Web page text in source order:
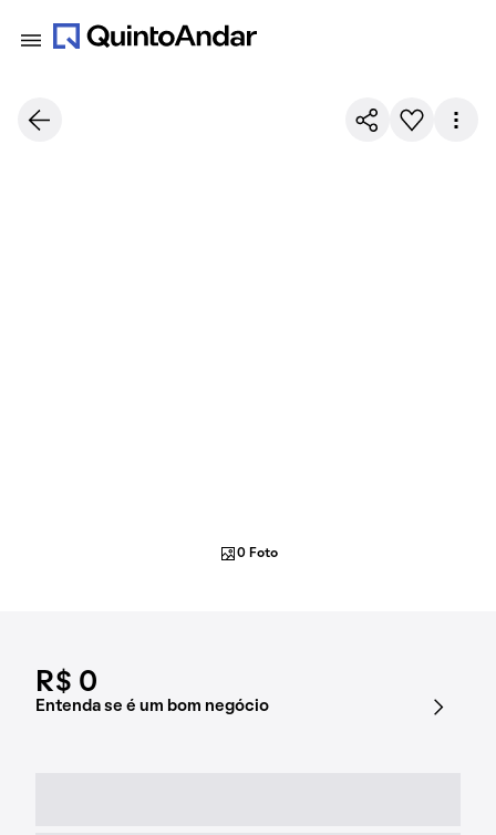
R$ 0
Entenda se é um bom negócio
0 Foto